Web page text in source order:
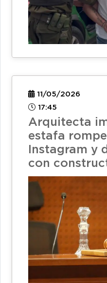
11/05/2026
17:45
Arquitecta
estafa
Instagram y
con